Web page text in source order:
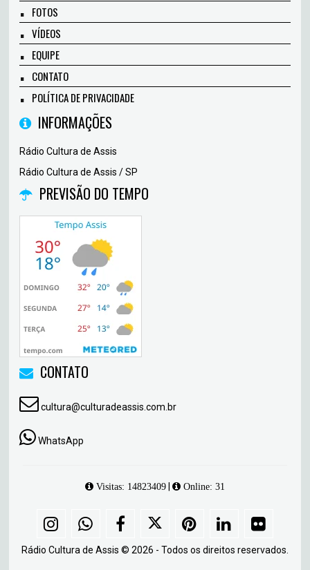
FOTOS
VÍDEOS
EQUIPE
CONTATO
POLÍTICA DE PRIVACIDADE
INFORMAÇÕES
Rádio Cultura de Assis
Rádio Cultura de Assis / SP
PREVISÃO DO TEMPO
CONTATO
cultura@culturadeassis.com.br
WhatsApp
Visitas: 14823409| Online: 31
Rádio Cultura de Assis © 2026 - Todos os direitos reservados.